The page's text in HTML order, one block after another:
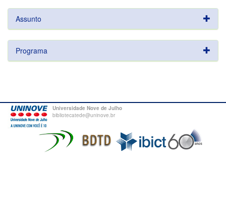
Assunto
Programa
Universidade Nove de Julho
bibliotecatede@uninove.br